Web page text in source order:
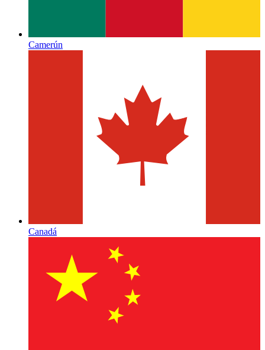
Camerún
Canadá